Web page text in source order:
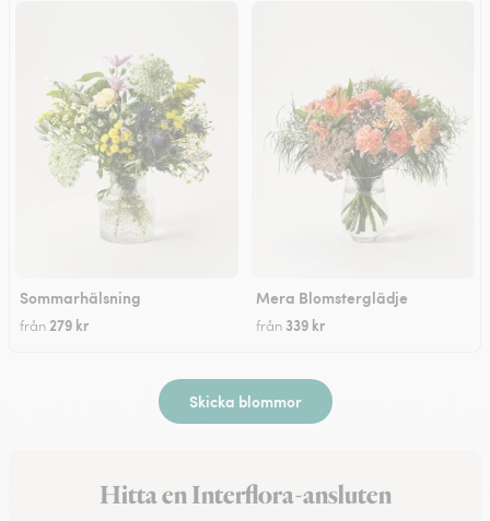
Sommarhälsning
från279 kr
Mera Blomsterglädje
från 339 kr
Skicka blommor
Hitta en Interflora-ansluten